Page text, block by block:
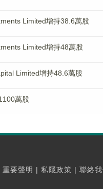
Limited增持38.6萬股
Limited增持48萬股
Limited增持48.6萬股
萬股
重要聲明 | 私隱政策 | 聯絡